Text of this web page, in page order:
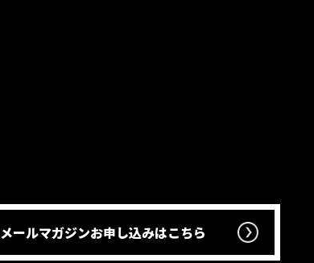
メールマガジンお申し込みはこちら